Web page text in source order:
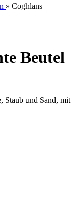
» Coghlans
Beutel
Staub und Sand, mit